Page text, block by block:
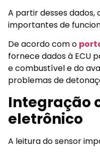
A partir desses
importantes de
De acordo com o
fornece dados à ECU
e combustível e do
problemas de
Integração
eletrônico
A leitura do sensor